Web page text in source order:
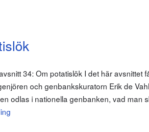
34: Om potatislök I det här avsnittet
och genbankskuratorn Erik de
odlas i nationella genbanken, vad man